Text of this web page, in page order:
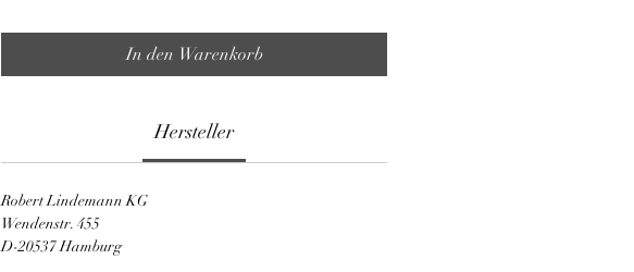
In den Warenkorb
Hersteller
Robert Lindemann KG
Wendenstr. 455
D-20537 Hamburg